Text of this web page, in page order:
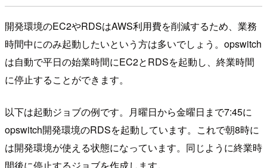
開発環境のEC2やRDSはAWS利用費を削減するため、業務
時間中にのみ起動したいという方は多いでしょう。opswitch
は自動で平日の始業時間にEC2とRDSを起動し、終業時間
に停止することができます。
以下は起動ジョブの例です。月曜日から金曜日まで7:45に
opswitch開発環境のRDSを起動しています。これで朝8時に
は開発環境が使える状態になっています。同じように終業時
間後に停止するジョブを作成します。